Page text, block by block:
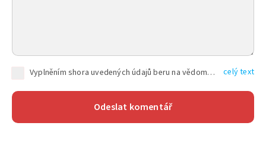
Vyplněním shora uvedených údajů beru na vědomí, že společnost TEXT FACTORY s.r.o., sídlem Brno, Durďákova 336/29, Černá Pole, PSČ: 613 00, IČ: 06157831, zapsané u Krajského soudu v Brně, oddíl C, vložka 100399, bude zpracovávat mé osobní údaje uvedené v rámci mnou vyplněného registračního formuláře na základě oprávněných zájmů TEXT FACTORY s.r.o. dle čl. 6 odst. 1 písm. f) GDPR a pro splnění právních povinností (čl. 6 odst. 1 písm. c) GDPR), a to pro tyto účely: nezbytnost zajistit oprávnění návštěvníka webových stránek provozovaných společností TEXT FACTORY s.r.o. přispívat aktivně ke zveřejněným článkům nebo v rámci diskusních fór a výkon práv TEXT FACTORY s.r.o. jako administrátora těchto diskusních fór. Více informací o zpracování osobních údajů a právech lze nalézt v celý text